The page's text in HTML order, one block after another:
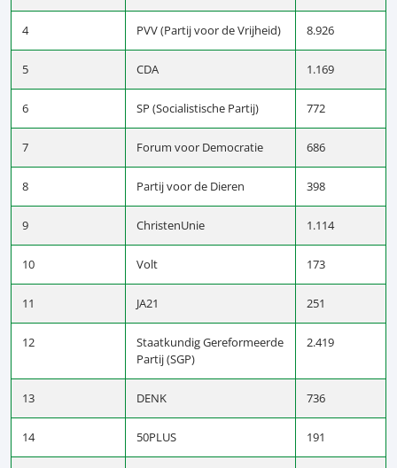
4 PVV (Partij voor de Vrijheid) 8.926
5 CDA 1.169
6 SP (Socialistische Partij) 772
7 Forum voor Democratie 686
8 Partij voor de Dieren 398
9 ChristenUnie 1.114
10 Volt 173
11 JA21 251
12
Staatkundig Gereformeerde
Partij (SGP)
2.419
13 DENK 736
14 50PLUS 191